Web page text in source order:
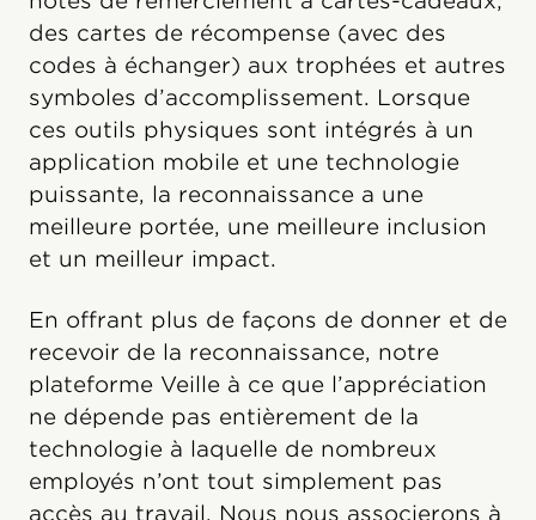
des cartes de récompense (avec des
codes à échanger) aux trophées et autres
symboles d’accomplissement. Lorsque
ces outils physiques sont intégrés à un
application mobile et une technologie
puissante, la reconnaissance a une
meilleure portée, une meilleure inclusion
et un meilleur impact.
En offrant plus de façons de donner et de
recevoir de la reconnaissance, notre
plateforme Veille à ce que l’appréciation
ne dépende pas entièrement de la
technologie à laquelle de nombreux
employés n’ont tout simplement pas
accès au travail. Nous nous associerons à